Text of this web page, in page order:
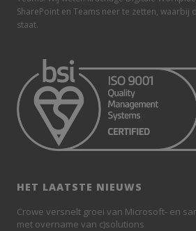
SharePoint en Teams neer te zetten,
staat.
HET LAATSTE NIEUWS
Crowe versnelt groei van Microsoft- en
met overname van c)solutions